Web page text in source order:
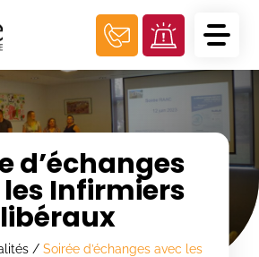
d’échanges
Infirmiers
libéraux
/Soirée d’échanges avec les